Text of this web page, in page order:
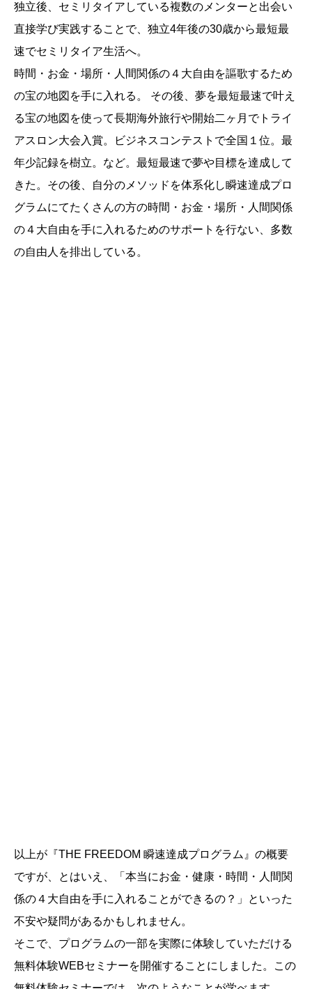
独立後、セミリタイアしている複数のメンターと出会い
直接学び実践することで、独立4年後の30歳から最短最
速でセミリタイア生活へ。
時間・お金・場所・人間関係の４大自由を謳歌するため
の宝の地図を手に入れる。 その後、夢を最短最速で叶え
る宝の地図を使って長期海外旅行や開始二ヶ月でトライ
アスロン大会入賞。ビジネスコンテストで全国１位。最
年少記録を樹立。など。最短最速で夢や目標を達成して
きた。その後、自分のメソッドを体系化し瞬速達成プロ
グラムにてたくさんの方の時間・お金・場所・人間関係
の４大自由を手に入れるためのサポートを行ない、多数
の自由人を排出している。
以上が『THE FREEDOM 瞬速達成プログラム』の概要
ですが、とはいえ、「本当にお金・健康・時間・人間関
係の４大自由を手に入れることができるの？」といった
不安や疑問があるかもしれません。
そこで、プログラムの一部を実際に体験していただける
無料体験WEBセミナーを開催することにしました。この